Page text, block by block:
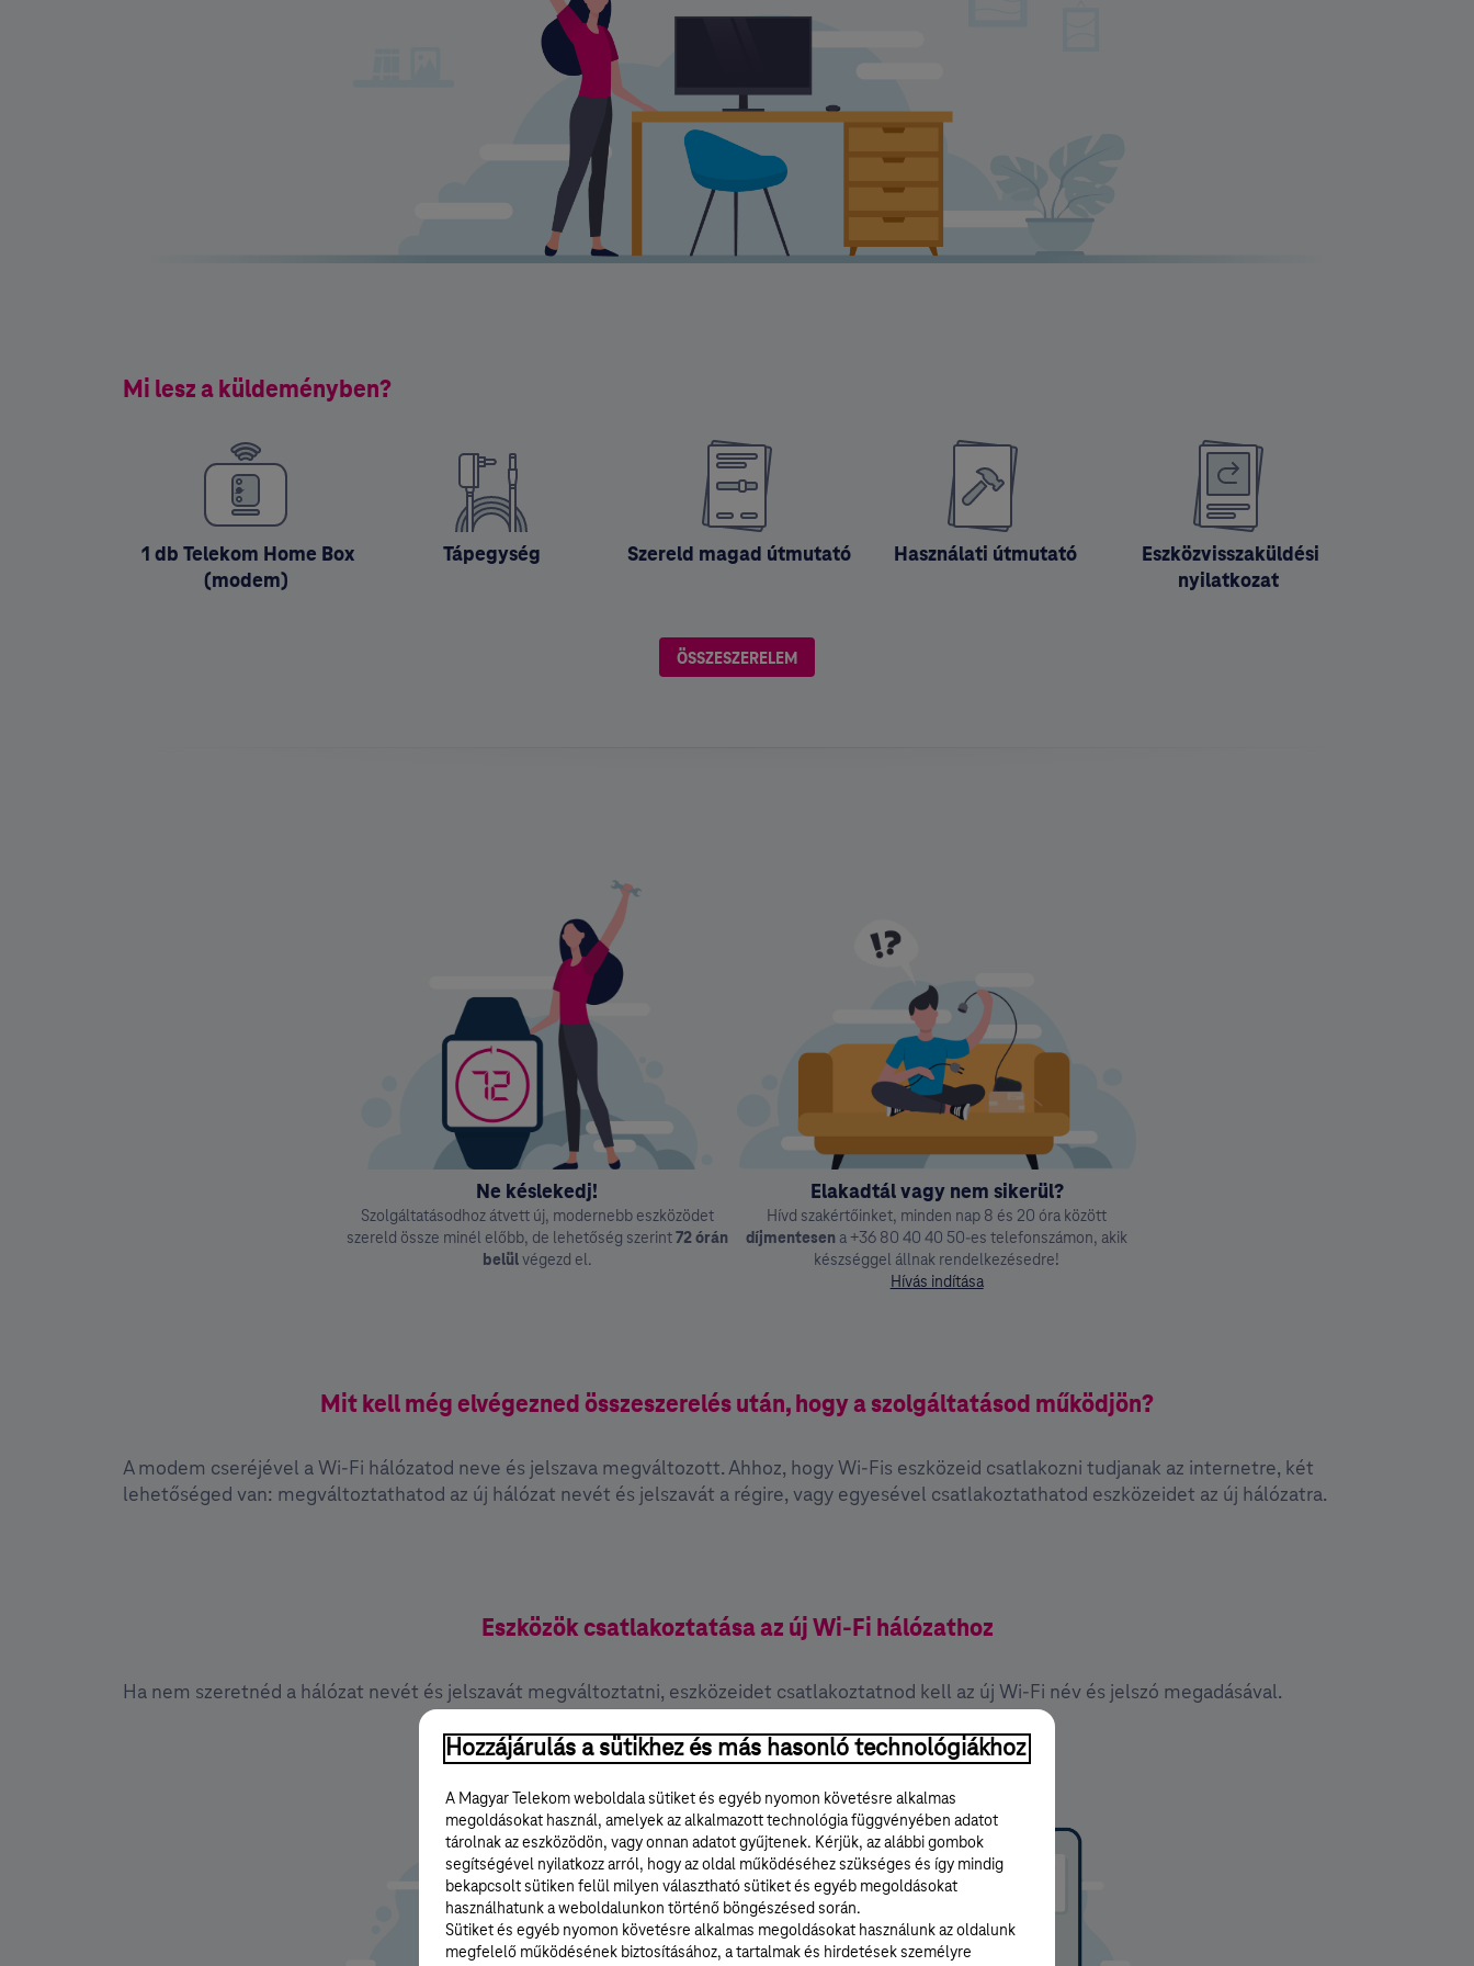
Mi lesz a küldeményben?
⁣⁣ 1 db Telekom Home Box
(modem)
Tápegység ⁣⁣ Szereld magad útmutató ⁣⁣ Használati útmutató
⁣⁣ Eszközvisszaküldési
nyilatkozat
ÖSSZESZERELEM
Ne késlekedj!
Szolgáltatásodhoz átvett új, modernebb eszközödet
szereld össze minél előbb, de lehetőség szerint72⁣ ⁣⁣órán
belülvégezd el.
Elakadtál vagy nem sikerül?
Hívd szakértőinket, minden nap 8 és 20 óra között
díjmentesen a +36 ⁣80 ⁣40 ⁣40 ⁣50-es telefonszámon, akik
készséggel állnak rendelkezésedre!
Hívás indítása
Mit kell még elvégezned összeszerelés után, hogy a szolgáltatásod működjön?
A modem cseréjével a Wi-Fi hálózatod neve és jelszava megváltozott. Ahhoz, hogy Wi-Fis eszközeid csatlakozni tudjanak az internetre, két
lehetőséged van: megváltoztathatod az új hálózat nevét és jelszavát a régire, vagy egyesével csatlakoztathatod eszközeidet az új hálózatra.
Eszközök csatlakoztatása az új Wi-Fi hálózathoz
Ha nem szeretnéd a hálózat nevét és jelszavát megváltoztatni, eszközeidet csatlakoztatnod kell az új Wi-Fi név és jelszó megadásával.
Hozzájárulás a sütikhez és más hasonló technológiákhoz
A Magyar Telekom weboldala sütiket és egyéb nyomon követésre alkalmas
megoldásokat használ, amelyek az alkalmazott technológia függvényében adatot
tárolnak az eszközödön, vagy onnan adatot gyűjtenek. Kérjük, az alábbi gombok
segítségével nyilatkozz arról, hogy az oldal működéséhez szükséges és így mindig
bekapcsolt sütiken felül milyen választható sütiket és egyéb megoldásokat
használhatunk a weboldalunkon történő böngészésed során.
Sütiket és egyéb nyomon követésre alkalmas megoldásokat használunk az oldalunk
megfelelő működésének biztosításához, a tartalmak és hirdetések személyre